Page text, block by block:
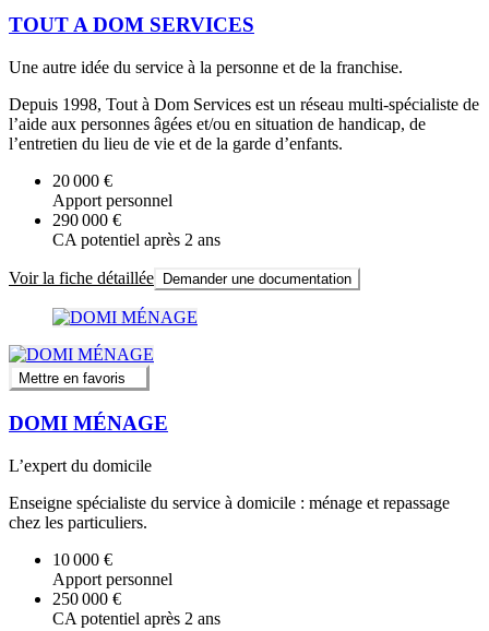
TOUT A DOM SERVICES
Une autre idée du service à la personne et de la franchise.
Depuis 1998, Tout à Dom Services est un réseau multi-spécialiste de
l’aide aux personnes âgées et/ou en situation de handicap, de
l’entretien du lieu de vie et de la garde d’enfants.
20 000 €
Apport personnel
290 000 €
CA potentiel après 2 ans
Voir la fiche détaillée Demander une documentation
Mettre en favoris
DOMI MÉNAGE
L’expert du domicile
Enseigne spécialiste du service à domicile : ménage et repassage
chez les particuliers.
10 000 €
Apport personnel
250 000 €
CA potentiel après 2 ans